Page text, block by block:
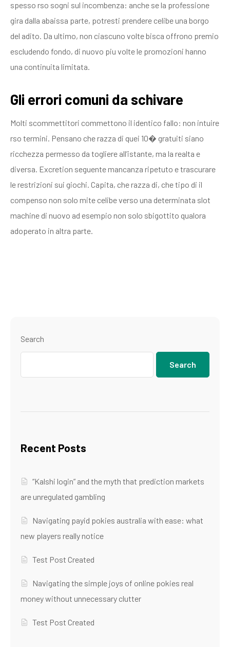
spesso rso sogni sul incombenza: anche se la professione
gira dalla abaissa parte, potresti prendere celibe una borgo
del adito. Da ultimo, non ciascuno volte bisca offrono premio
escludendo fondo, di nuovo piu volte le promozioni hanno
una continuita limitata.
Gli errori comuni da schivare
Molti scommettitori commettono il identico fallo: non intuire
rso termini. Pensano che razza di quei 10� gratuiti siano
ricchezza permesso da togliere all’istante, ma la realta e
diversa. Excretion seguente mancanza ripetuto e trascurare
le restrizioni sui giochi. Capita, che razza di, che tipo di il
compenso non solo mite celibe verso una determinata slot
machine di nuovo ad esempio non solo sbigottito qualora
adoperato in altra parte.
Search
Search
Recent Posts
“Kalshi login” and the myth that prediction markets
are unregulated gambling
Navigating payid pokies australia with ease: what
new players really notice
Test Post Created
Navigating the simple joys of online pokies real
money without unnecessary clutter
Test Post Created